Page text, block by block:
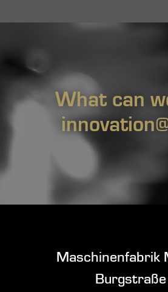
What can
Maschinenfabrik